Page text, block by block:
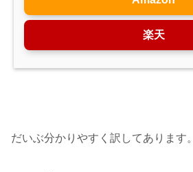
楽天
だいぶ分かりやすく訳してあります。